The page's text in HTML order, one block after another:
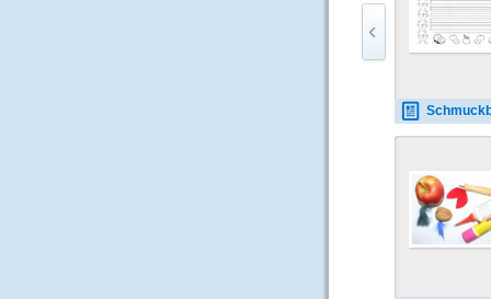
Schmuckblatt-Apfel-